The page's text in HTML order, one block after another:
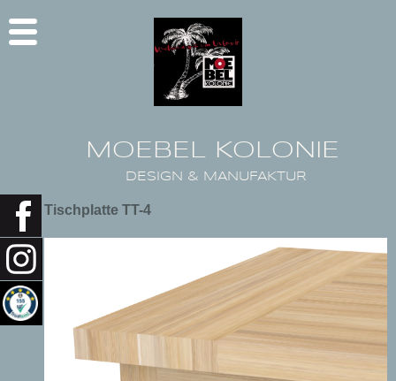
MOEBEL KOLONIE
DESIGN & MANUFAKTUR
Tischplatte TT-4